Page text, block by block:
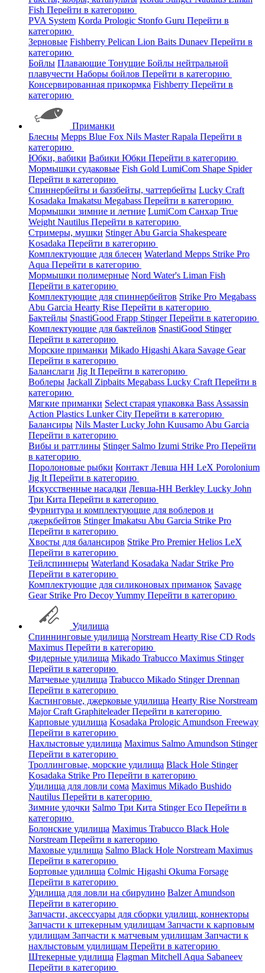
Fish Перейти в категорию
PVA System Korda Prologic Stonfo Guru Перейти в
категорию
Зерновые Fishberry Pelican Lion Baits Dunaev Перейти в
категорию
Бойлы Плавающие Тонущие Бойлы нейтральной
плавучести Наборы бойлов Перейти в категорию
Консервированная прикормка Fishberry Перейти в
категорию
Приманки
Блесны Mepps Blue Fox Nils MasterRapala Перейти в
категорию
Юбки, вабики Вабики Юбки Перейти в категорию
Мормышки судаковые Fish Gold LumiCom Shape Spider
Перейти в категорию
Спиннербейты и баззбейты, чаттербейты Lucky Craft
Kosadaka Imakatsu Megabass Перейти в категорию
Мормышки зимние и летние LumiCom Санхар True
Weight Nautilus Перейти в категорию
Стримеры, мушки StingerAbu Garcia Shakespeare
Kosadaka Перейти в категорию
Комплектующие для блесен Waterland Mepps Strike Pro
Aqua Перейти в категорию
Мормышки полимерные Nord Water's Liman Fish
Перейти в категорию
Комплектующие для спиннербейтов Strike Pro Megabass
Abu Garcia Hearty Rise Перейти в категорию
Бактейлы SnastiGood Frapp StingerПерейти в категорию
Комплектующие для бактейлов SnastiGood Stinger
Перейти в категорию
Морские приманки Mikado Higashi Akara Savage Gear
Перейти в категорию
Баланслаги Jig It Перейти в категорию
Воблеры Jackall Zipbaits Megabass Lucky Craft Перейти в
категорию
Мягкие приманки Select старая упаковка Bass Assassin
Action Plastics Lunker City Перейти в категорию
Балансиры Nils MasterLucky John Kuusamo Abu Garcia
Перейти в категорию
Вибы и раттлины Stinger Salmo Izumi Strike Pro Перейти
в категорию
Поролоновые рыбки Контакт Левша НН LeX Porolonium
Jig It Перейти в категорию
Искусственные насадки Левша-НН Berkley Lucky John
Три Кита Перейти в категорию
Фурнитура и комплектующие для воблеров и
джеркбейтов StingerImakatsu Abu Garcia Strike Pro
Перейти в категорию
Хвосты для балансиров Strike Pro PremierHelios LeX
Перейти в категорию
Тейлспиннеры Waterland Kosadaka Nadar Strike Pro
Перейти в категорию
Комплектующие для силиконовых приманок Savage
Gear Strike Pro DecoyYummy Перейти в категорию
Удилища
Спиннинговые удилища Norstream Hearty Rise CD Rods
Maximus Перейти в категорию
Фидерные удилища Mikado Trabucco Maximus Stinger
Перейти в категорию
Матчевые удилища Trabucco Mikado StingerDrennan
Перейти в категорию
Кастинговые, джерковые удилища Hearty Rise Norstream
Major Craft GraphiteleaderПерейти в категорию
Карповые удилища Kosadaka Prologic Amundson Freeway
Перейти в категорию
Нахлыстовые удилища Maximus Salmo Amundson Stinger
Перейти в категорию
Троллинговые, морские удилища Black Hole Stinger
Kosadaka Strike Pro Перейти в категорию
Удилища для ловли сома Maximus Mikado Bushido
Nautilus Перейти в категорию
Зимние удочки Salmo Три Кита StingerEco Перейти в
категорию
Болонские удилища Maximus Trabucco Black Hole
Norstream Перейти в категорию
Маховые удилища Salmo Black Hole Norstream Maximus
Перейти в категорию
Бортовые удилища Colmic Higashi Okuma Forsage
Перейти в категорию
Удилища для ловли на сбирулино BalzerAmundson
Перейти в категорию
Запчасти, аксессуары для сборки удилищ, коннекторы
Запчасти к штекерным удилищам Запчасти к карповым
удилищам Запчасти к матчевым удилищам Запчасти к
нахлыстовым удилищам Перейти в категорию
Штекерные удилища Flagman Mitchell Aqua Sabaneev
Перейти в категорию